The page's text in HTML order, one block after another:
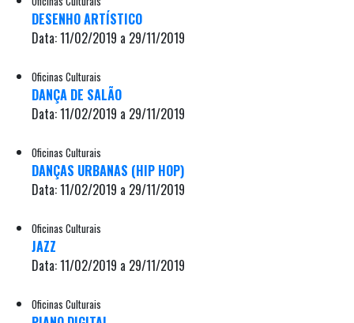
DESENHO ARTÍSTICO
Data: 11/02/2019 a 29/11/2019
Oficinas Culturais
DANÇA DE SALÃO
Data: 11/02/2019 a 29/11/2019
Oficinas Culturais
DANÇAS URBANAS (HIP HOP)
Data: 11/02/2019 a 29/11/2019
Oficinas Culturais
JAZZ
Data: 11/02/2019 a 29/11/2019
Oficinas Culturais